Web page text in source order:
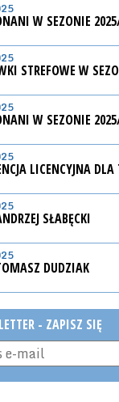
W SEZONIE
STREFOWE W
W SEZONIE
LICENCYJNA DLA
SŁABĘCKI
DUDZIAK
- ZAPISZ SIĘ